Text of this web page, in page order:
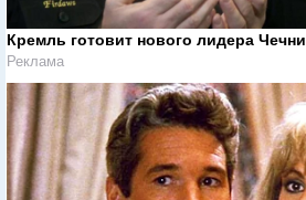
Кремль готовит нового лидера Чечни
Реклама